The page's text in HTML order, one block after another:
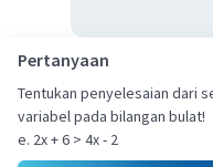
Pertanyaan
Tentukan penyelesaian dari
variabel pada bilangan bulat!
e. 2x + 6 > 4x - 2